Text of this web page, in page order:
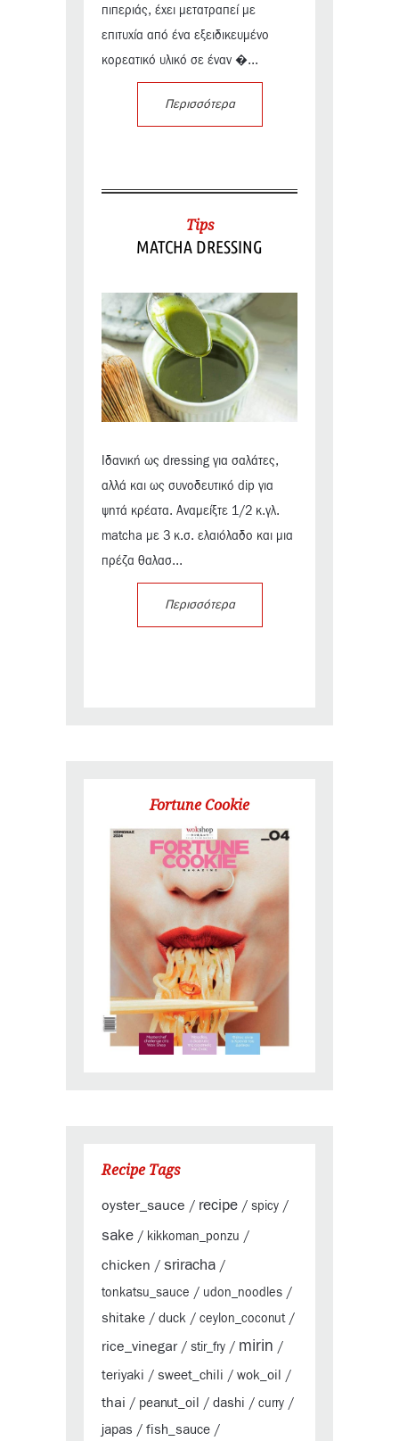
πιπεριάς, έχει μετατραπεί με
επιτυχία από ένα εξειδικευμένο
κορεατικό υλικό σε έναν �...
Περισσότερα
Tips
MATCHA DRESSING
Ιδανική ως dressing για σαλάτες,
αλλά και ως συνοδευτικό dip για
ψητά κρέατα. Αναμείξτε 1/2 κ.γλ.
matcha με 3 κ.σ. ελαιόλαδο και μια
πρέζα θαλασ...
Περισσότερα
Fortune Cookie
Recipe Tags
oyster_sauce / recipe / spicy /
sake / kikkoman_ponzu /
chicken / sriracha /
tonkatsu_sauce / udon_noodles /
shitake / duck / ceylon_coconut /
rice_vinegar/ stir_fry / mirin /
teriyaki / sweet_chili / wok_oil /
thai / peanut_oil / dashi / curry /
japas / fish_sauce /